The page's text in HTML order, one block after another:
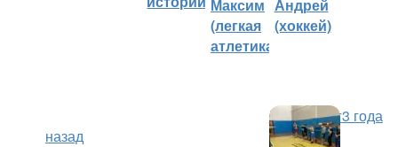
Максим
(легкая
атлетика)
Андрей
(хоккей)
Кикбоксинг3 года
назад